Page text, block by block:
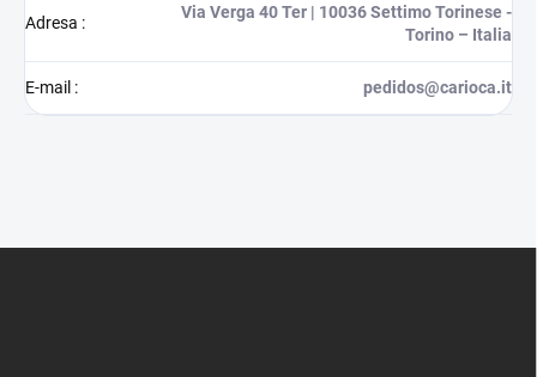
Adresa :
Via Verga 40 Ter | 10036 Settimo Torinese -
Torino – Italia
E-mail : pedidos@carioca.it